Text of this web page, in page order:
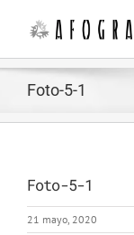
contenido
Foto-5-1
Foto-5-1
21 mayo, 2020